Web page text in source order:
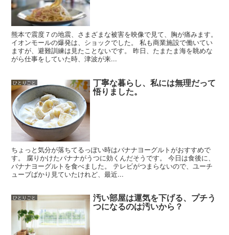
熊本で震度７の地震、さまざまな被害を映像で見て、胸が痛みます。
イオンモールの爆発は、ショックでした。 私も商業施設で働いてい
ますが、避難訓練は見たことないです。 昨日、たまたま海を眺めな
がら仕事をしていた時、津波が来...
ひとりごと 丁寧な暮らし、私には無理だって
悟りました。
ちょっと気分が落ちてるっぽい時はバナナヨーグルトがおすすめで
す。 腐りかけたバナナがうつに効くんだそうです。 今日は食後に、
バナナヨーグルトを食べました。 テレビがつまらないので、ユーチ
ューブばかり見ていたけれど、最近...
ひとりごと 汚い部屋は運気を下げる、プチう
つになるのは汚いから？